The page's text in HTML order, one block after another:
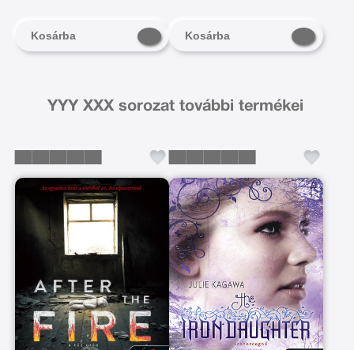
Kosárba Kosárba
YYY XXX sorozat további termékei